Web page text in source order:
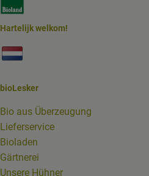
Hartelijk welkom!
bioLesker
Bio aus Überzeugung
Lieferservice
Bioladen
Gärtnerei
Unsere Hühner